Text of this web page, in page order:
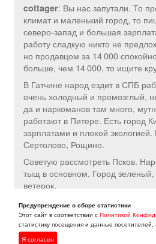
cottager: Вы нас запутали. То
климат и маленький город, то
северо-запад и большая
работу сладкую никто не
но продавцом за 14 000
больше, чем 14 000, то ищите
В Гатчине народ ездит в СПБ
очень холодный и промозглый,
да и наркоманов там много,
работают в Питере. Есть город
зарплатами и плохой
Сертолово, Рощино.
Советую рассмотреть Псков.
тыщ в основном. Город зеленый,
ветерок.
Если нужна зарплата выше 25
Сертолово и Рощино проблемнее
им будет.
Предупреждение о сборе статистики
Этот сайт в соответствии сПолитикой
статистику посещения и данные посетителей,
Я согласен